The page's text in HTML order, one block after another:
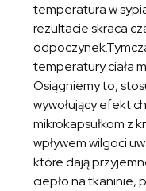
temperatura w
rezultacie skraca
temperatury ciała
Osiągniemy to,
wywołujący efekt
mikrokapsułkom z
wpływem wilgoci
które dają
ciepło na tkaninie,